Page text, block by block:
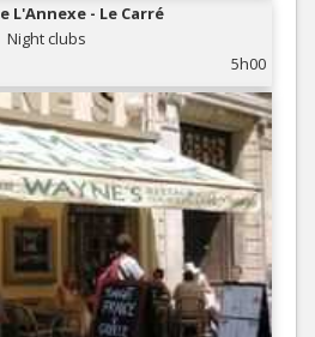
L'Annexe - Le Carré
Night clubs
5h00